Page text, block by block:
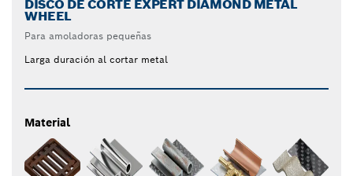
DISCO DE CORTE EXPERT DIAMOND METAL
WHEEL
Para amoladoras pequeñas
Larga duración al cortar metal
Material